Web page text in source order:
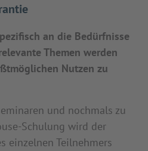
an die Bedürfnisse
Themen werden
Nutzen zu
und nochmals zu
Schulung wird der
einzelnen Teilnehmers